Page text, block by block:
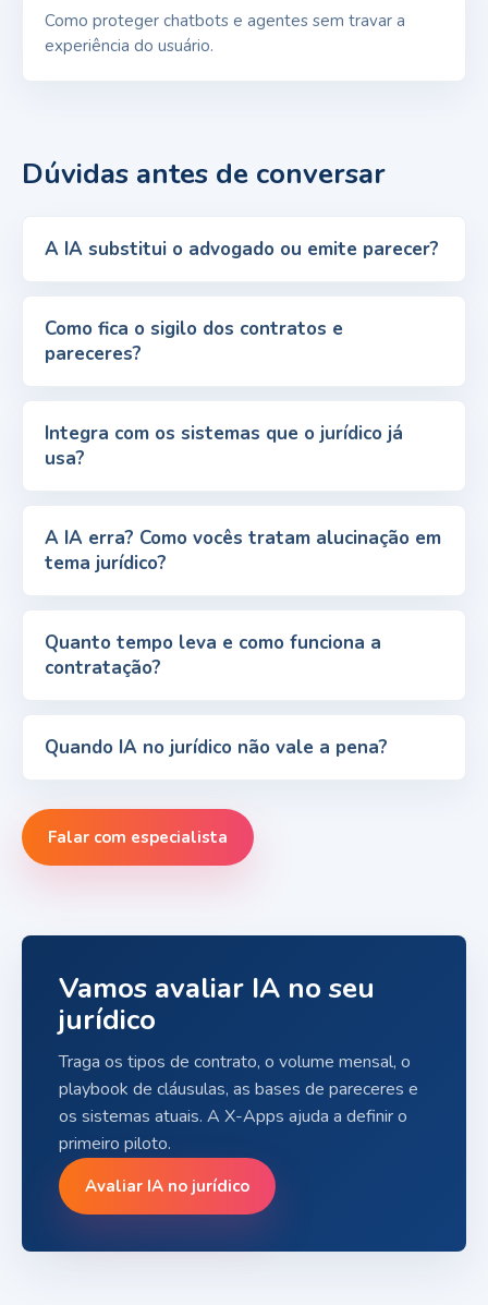
Como proteger chatbots e agentes sem travar a
experiência do usuário.
Dúvidas antes de conversar
A IA substitui o advogado ou emite parecer?
Como fica o sigilo dos contratos e
pareceres?
Integra com os sistemas que o jurídico já
usa?
A IA erra? Como vocês tratam alucinação em
tema jurídico?
Quanto tempo leva e como funciona a
contratação?
Quando IA no jurídico não vale a pena?
Falar com especialista
Vamos avaliar IA no seu
jurídico
Traga os tipos de contrato, o volume mensal, o
playbook de cláusulas, as bases de pareceres e
os sistemas atuais. A X-Apps ajuda a definir o
primeiro piloto.
Avaliar IA no jurídico